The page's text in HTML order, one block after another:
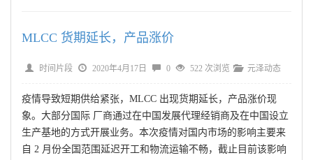
MLCC 货期延长，产品涨价
时间片段 2020年4月17日 0 522 次浏览 元泽动态
疫情导致短期供给紧张，MLCC 出现货期延长，产品涨价现
象。大部分国际 厂商通过在中国发展代理经销商及在中国设立
生产基地的方式开展业务。本次疫情对国内市场的影响主要来
自 2 月份全国范围延迟开工和物流运输不畅，截止目前该影响